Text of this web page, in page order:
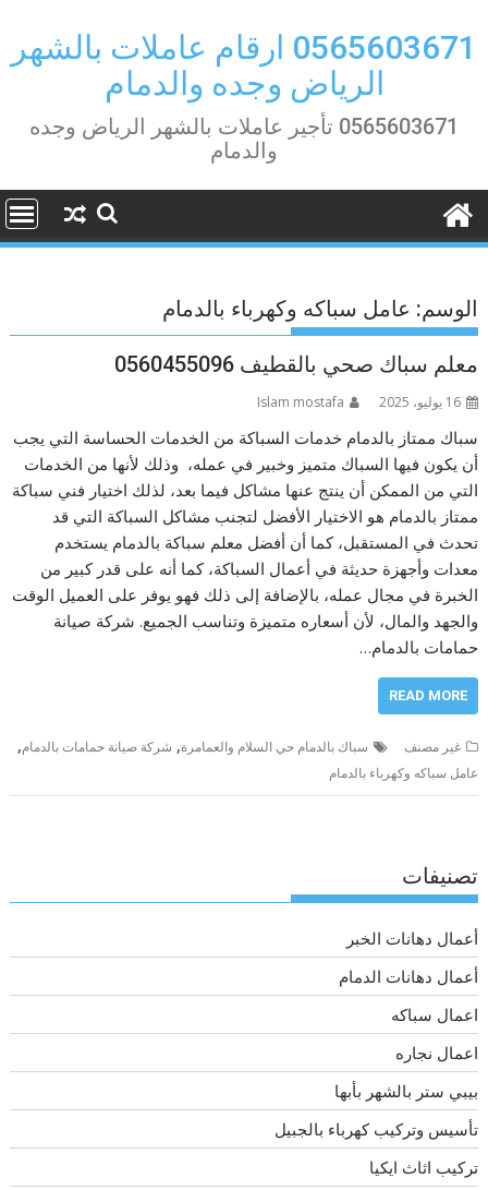
content
0565603671 ارقام عاملات بالشهر
الرياض وجده والدمام
0565603671 تأجير عاملات بالشهر الرياض وجده
والدمام
الوسم: عامل سباكه وكهرباء بالدمام
معلم سباك صحي بالقطيف 0560455096
16 يوليو، 2025 Islam mostafa
سباك ممتاز بالدمام خدمات السباكة من الخدمات الحساسة التي يجب
أن يكون فيها السباك متميز وخبير في عمله، وذلك لأنها من الخدمات
التي من الممكن أن ينتج عنها مشاكل فيما بعد، لذلك اختيار فني سباكة
ممتاز بالدمام هو الاختيار الأفضل لتجنب مشاكل السباكة التي قد
تحدث في المستقبل، كما أن أفضل معلم سباكة بالدمام يستخدم
معدات وأجهزة حديثة في أعمال السباكة، كما أنه على قدر كبير من
الخبرة في مجال عمله، بالإضافة إلى ذلك فهو يوفر على العميل الوقت
والجهد والمال، لأن أسعاره متميزة وتناسب الجميع. شركة صيانة
حمامات بالدمام…
READ MORE
غير مصنف سباك بالدمام حي السلام والعمامرة, شركة صيانة حمامات بالدمام,
عامل سباكه وكهرباء بالدمام
تصنيفات
أعمال دهانات الخبر
أعمال دهانات الدمام
اعمال سباكه
اعمال نجاره
بيبي ستر بالشهر بأبها
تأسيس وتركيب كهرباء بالجبيل
تركيب اثاث ايكيا